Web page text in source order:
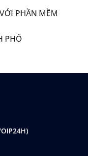
PHẦN MỀM
PHỐ